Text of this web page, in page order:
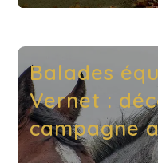
Balades
Vernet :
campagne